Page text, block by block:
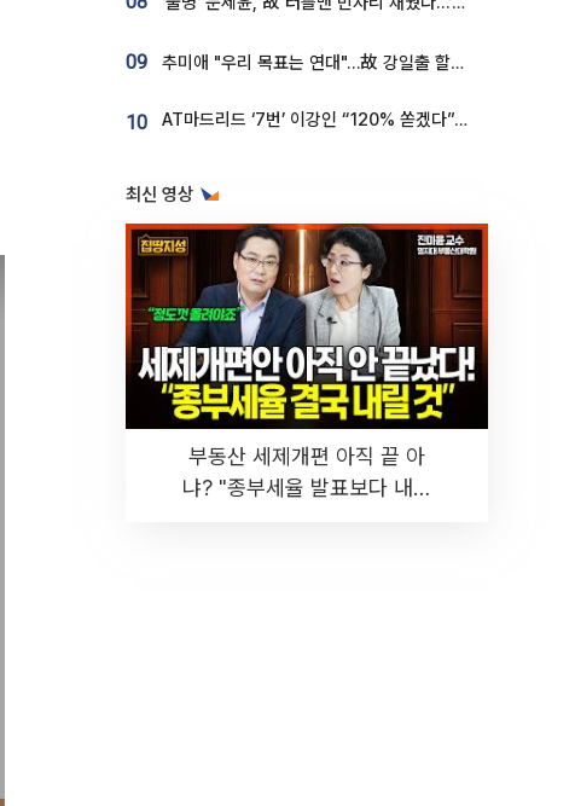
09 추미애 "우리 목표는 연대"…故 강일출 할머니 흉상 제막
10 AT마드리드 ‘7번’ 이강인 “120% 쏟겠다”⋯시메오네 감독 “필요한 선수”
최신 영상
부동산 세제개편 아직 끝 아
냐? "종부세율 발표보다 내릴